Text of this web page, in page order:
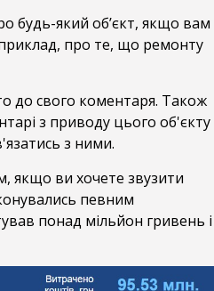
будь-який об’єкт, якщо вам
про те, що ремонту
до свого коментаря. Також
з приводу цього об'єкту
з ними.
якщо ви хочете звузити
певним
понад мільйон гривень і